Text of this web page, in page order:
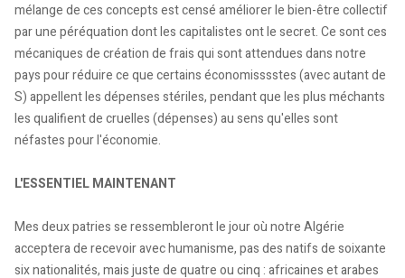
mélange de ces concepts est censé améliorer le bien-être collectif
par une péréquation dont les capitalistes ont le secret. Ce sont ces
mécaniques de création de frais qui sont attendues dans notre
pays pour réduire ce que certains économisssstes (avec autant de
S) appellent les dépenses stériles, pendant que les plus méchants
les qualifient de cruelles (dépenses) au sens qu'elles sont
néfastes pour l'économie.
L'ESSENTIEL MAINTENANT
Mes deux patries se ressembleront le jour où notre Algérie
acceptera de recevoir avec humanisme, pas des natifs de soixante
six nationalités, mais juste de quatre ou cinq : africaines et arabes